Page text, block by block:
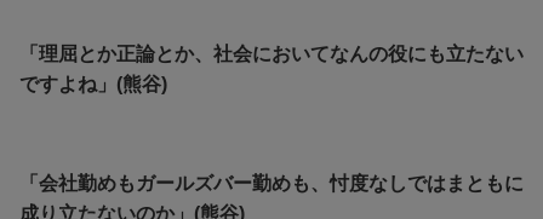
「理屈とか正論とか、社会においてなんの役にも立たない
ですよね」(熊谷)
「会社勤めもガールズバー勤めも、忖度なしではまともに
成り立たないのか」(熊谷)